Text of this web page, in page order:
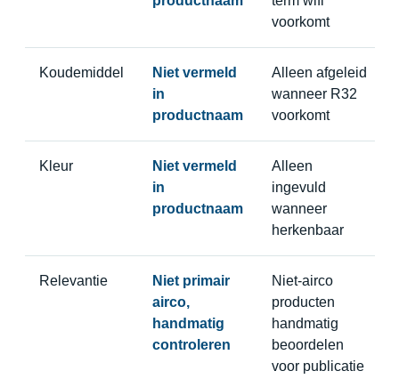
voorkomt
Koudemiddel
Niet vermeld
in
productnaam
Alleen afgeleid
wanneer R32
voorkomt
Kleur
Niet vermeld
in
productnaam
Alleen
ingevuld
wanneer
herkenbaar
Relevantie
Niet primair
airco,
handmatig
controleren
Niet-airco
producten
handmatig
beoordelen
voor publicatie